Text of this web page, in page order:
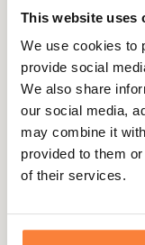
This website uses
We use cookies to
provide social
We also share
our social media,
may combine it
provided to them
of their services.
le talon et la pointe
Fabriqué en
confortables et se
Fiche
Composition
Pays de